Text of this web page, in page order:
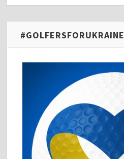
#GOLFERSFORUKRAINE